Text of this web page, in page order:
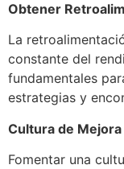
Obtener
La
constante del
fundamentales
estrategias y
Cultura de
Fomentar una